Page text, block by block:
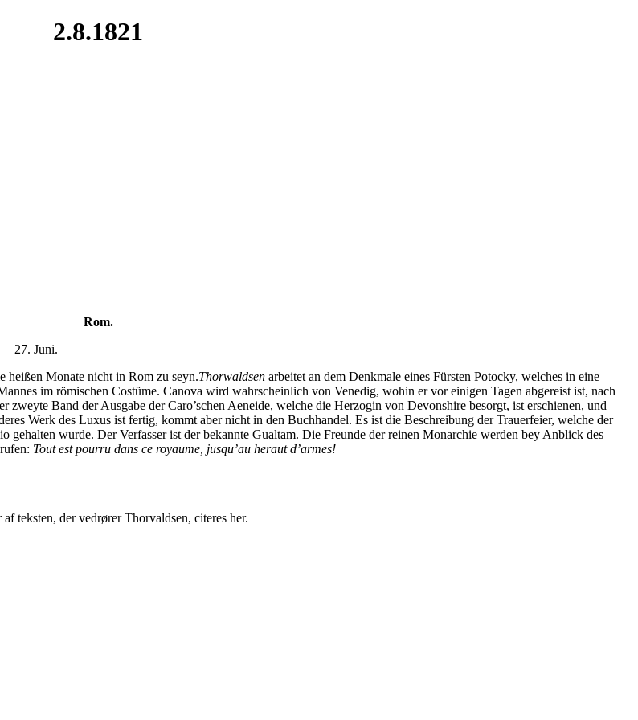
2.8.1821
Rom.
27. Juni.
heißen Monate nicht in Rom zu seyn.Thorwaldsen arbeitet an dem Denkmale eines Fürsten Potocky, welches in eine
im römischen Costüme. Canova wird wahrscheinlich von Venedig, wohin er vor einigen Tagen abgereist ist, nach
Band der Ausgabe der Caro’schen Aeneide, welche die Herzogin von Devonshire besorgt, ist erschienen, und
Werk des Luxus ist fertig, kommt aber nicht in den Buchhandel. Es ist die Beschreibung der Trauerfeier, welche der
wurde. Der Verfasser ist der bekannte Gualtam. Die Freunde der reinen Monarchie werden bey Anblick des
Tout est pourru dans ce royaume, jusqu’au heraut d’armes!
teksten, der vedrører Thorvaldsen, citeres her.